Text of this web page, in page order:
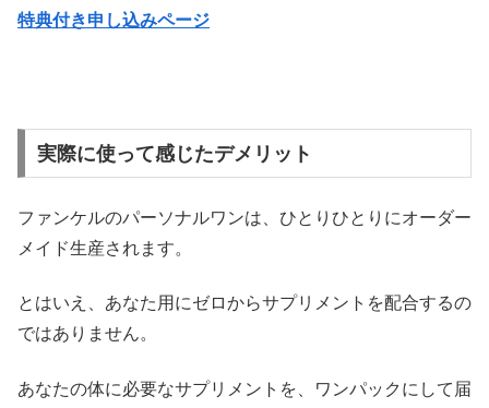
特典付き申し込みページ
実際に使って感じたデメリット
ファンケルのパーソナルワンは、ひとりひとりにオーダー
メイド生産されます。
とはいえ、あなた用にゼロからサプリメントを配合するの
ではありません。
あなたの体に必要なサプリメントを、ワンパックにして届